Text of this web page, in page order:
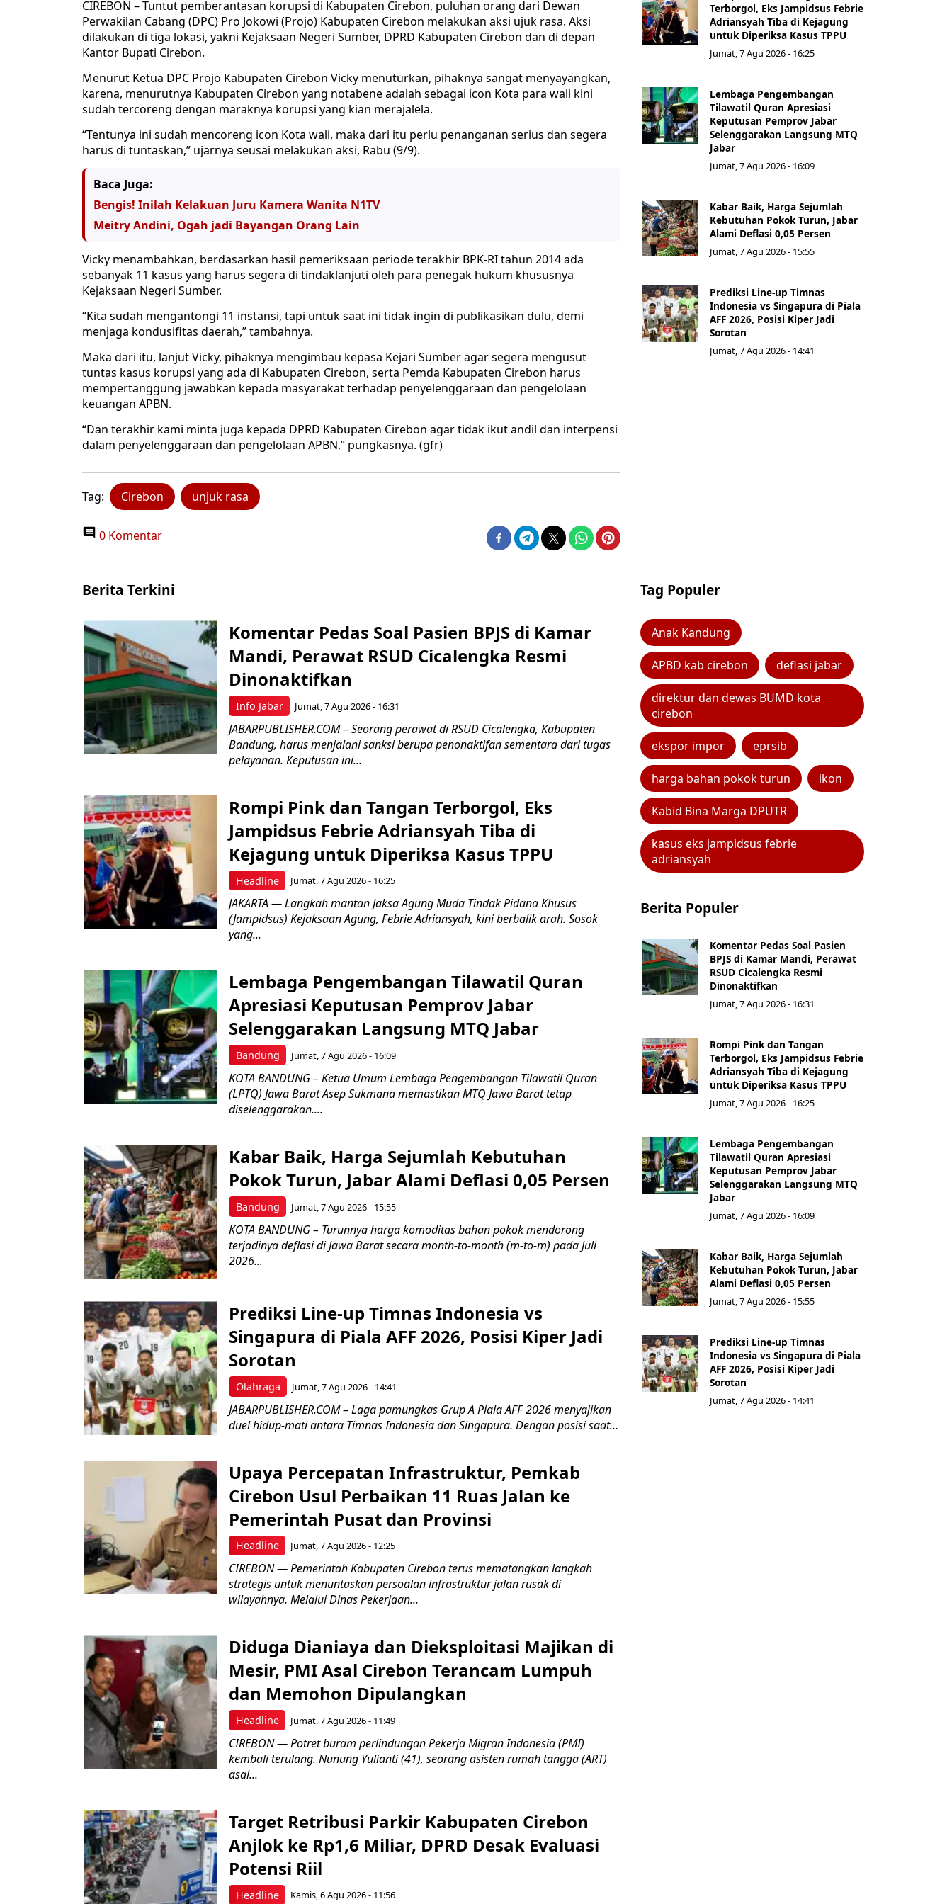
CIREBON – Tuntut pemberantasan korupsi di Kabupaten Cirebon, puluhan orang dari Dewan
Perwakilan Cabang (DPC) Pro Jokowi (Projo) Kabupaten Cirebon melakukan aksi ujuk rasa. Aksi
dilakukan di tiga lokasi, yakni Kejaksaan Negeri Sumber, DPRD Kabupaten Cirebon dan di depan
Kantor Bupati Cirebon.
Menurut Ketua DPC Projo Kabupaten Cirebon Vicky menuturkan, pihaknya sangat menyayangkan,
karena, menurutnya Kabupaten Cirebon yang notabene adalah sebagai icon Kota para wali kini
sudah tercoreng dengan maraknya korupsi yang kian merajalela.
“Tentunya ini sudah mencoreng icon Kota wali, maka dari itu perlu penanganan serius dan segera
harus di tuntaskan,” ujarnya seusai melakukan aksi, Rabu (9/9).
Baca Juga:
Bengis! Inilah Kelakuan Juru Kamera Wanita N1TV
Meitry Andini, Ogah jadi Bayangan Orang Lain
Vicky menambahkan, berdasarkan hasil pemeriksaan periode terakhir BPK-RI tahun 2014 ada
sebanyak 11 kasus yang harus segera di tindaklanjuti oleh para penegak hukum khususnya
Kejaksaan Negeri Sumber.
“Kita sudah mengantongi 11 instansi, tapi untuk saat ini tidak ingin di publikasikan dulu, demi
menjaga kondusifitas daerah,” tambahnya.
Maka dari itu, lanjut Vicky, pihaknya mengimbau kepasa Kejari Sumber agar segera mengusut
tuntas kasus korupsi yang ada di Kabupaten Cirebon, serta Pemda Kabupaten Cirebon harus
mempertanggung jawabkan kepada masyarakat terhadap penyelenggaraan dan pengelolaan
keuangan APBN.
“Dan terakhir kami minta juga kepada DPRD Kabupaten Cirebon agar tidak ikut andil dan interpensi
dalam penyelenggaraan dan pengelolaan APBN,” pungkasnya. (gfr)
Tag: Cirebon unjuk rasa
0 Komentar
Terborgol, Eks Jampidsus Febrie
Adriansyah Tiba di Kejagung
untuk Diperiksa Kasus TPPU
Jumat, 7 Agu 2026 - 16:25
Lembaga Pengembangan
Tilawatil Quran Apresiasi
Keputusan Pemprov Jabar
Selenggarakan Langsung MTQ
Jabar
Jumat, 7 Agu 2026 - 16:09
Kabar Baik, Harga Sejumlah
Kebutuhan Pokok Turun, Jabar
Alami Deflasi 0,05 Persen
Jumat, 7 Agu 2026 - 15:55
Prediksi Line-up Timnas
Indonesia vs Singapura di Piala
AFF 2026, Posisi Kiper Jadi
Sorotan
Jumat, 7 Agu 2026 - 14:41
Berita Terkini
Info Jabar
Komentar Pedas Soal Pasien BPJS di Kamar
Mandi, Perawat RSUD Cicalengka Resmi
Dinonaktifkan
Jumat, 7 Agu 2026 - 16:31
JABARPUBLISHER.COM – Seorang perawat di RSUD Cicalengka, Kabupaten
Bandung, harus menjalani sanksi berupa penonaktifan sementara dari tugas
pelayanan. Keputusan ini...
Headline
Rompi Pink dan Tangan Terborgol, Eks
Jampidsus Febrie Adriansyah Tiba di
Kejagung untuk Diperiksa Kasus TPPU
Jumat, 7 Agu 2026 - 16:25
JAKARTA — Langkah mantan Jaksa Agung Muda Tindak Pidana Khusus
(Jampidsus) Kejaksaan Agung, Febrie Adriansyah, kini berbalik arah. Sosok
yang...
Bandung
Lembaga Pengembangan Tilawatil Quran
Apresiasi Keputusan Pemprov Jabar
Selenggarakan Langsung MTQ Jabar
Jumat, 7 Agu 2026 - 16:09
KOTA BANDUNG – Ketua Umum Lembaga Pengembangan Tilawatil Quran
(LPTQ) Jawa Barat Asep Sukmana memastikan MTQ Jawa Barat tetap
diselenggarakan....
Bandung
Kabar Baik, Harga Sejumlah Kebutuhan
Pokok Turun, Jabar Alami Deflasi 0,05 Persen
Jumat, 7 Agu 2026 - 15:55
KOTA BANDUNG – Turunnya harga komoditas bahan pokok mendorong
terjadinya deflasi di Jawa Barat secara month-to-month (m-to-m) pada Juli
2026...
Olahraga
Prediksi Line-up Timnas Indonesia vs
Singapura di Piala AFF 2026, Posisi Kiper Jadi
Sorotan
Jumat, 7 Agu 2026 - 14:41
JABARPUBLISHER.COM – Laga pamungkas Grup A Piala AFF 2026 menyajikan
duel hidup-mati antara Timnas Indonesia dan Singapura. Dengan posisi saat...
Headline
Upaya Percepatan Infrastruktur, Pemkab
Cirebon Usul Perbaikan 11 Ruas Jalan ke
Pemerintah Pusat dan Provinsi
Jumat, 7 Agu 2026 - 12:25
CIREBON — Pemerintah Kabupaten Cirebon terus mematangkan langkah
strategis untuk menuntaskan persoalan infrastruktur jalan rusak di
wilayahnya. Melalui Dinas Pekerjaan...
Headline
Diduga Dianiaya dan Dieksploitasi Majikan di
Mesir, PMI Asal Cirebon Terancam Lumpuh
dan Memohon Dipulangkan
Jumat, 7 Agu 2026 - 11:49
CIREBON — Potret buram perlindungan Pekerja Migran Indonesia (PMI)
kembali terulang. Nunung Yulianti (41), seorang asisten rumah tangga (ART)
asal...
Headline
Target Retribusi Parkir Kabupaten Cirebon
Anjlok ke Rp1,6 Miliar, DPRD Desak Evaluasi
Potensi Riil
Kamis, 6 Agu 2026 - 11:56
Tag Populer
Anak Kandung
APBD kab cirebon deflasi jabar
direktur dan dewas BUMD kota
cirebon
ekspor impor eprsib
harga bahan pokok turun ikon
Kabid Bina Marga DPUTR
kasus eks jampidsus febrie
adriansyah
Berita Populer
Komentar Pedas Soal Pasien
BPJS di Kamar Mandi, Perawat
RSUD Cicalengka Resmi
Dinonaktifkan
Jumat, 7 Agu 2026 - 16:31
Rompi Pink dan Tangan
Terborgol, Eks Jampidsus Febrie
Adriansyah Tiba di Kejagung
untuk Diperiksa Kasus TPPU
Jumat, 7 Agu 2026 - 16:25
Lembaga Pengembangan
Tilawatil Quran Apresiasi
Keputusan Pemprov Jabar
Selenggarakan Langsung MTQ
Jabar
Jumat, 7 Agu 2026 - 16:09
Kabar Baik, Harga Sejumlah
Kebutuhan Pokok Turun, Jabar
Alami Deflasi 0,05 Persen
Jumat, 7 Agu 2026 - 15:55
Prediksi Line-up Timnas
Indonesia vs Singapura di Piala
AFF 2026, Posisi Kiper Jadi
Sorotan
Jumat, 7 Agu 2026 - 14:41